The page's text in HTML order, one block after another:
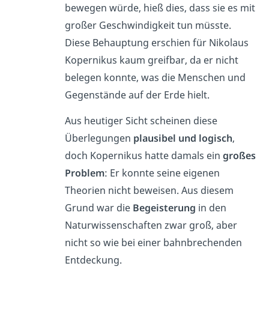
bewegen würde, hieß dies, dass sie es mit
großer Geschwindigkeit tun müsste.
Diese Behauptung erschien für Nikolaus
Kopernikus kaum greifbar, da er nicht
belegen konnte, was die Menschen und
Gegenstände auf der Erde hielt.
Aus heutiger Sicht scheinen diese
Überlegungen plausibel und logisch,
doch Kopernikus hatte damals ein großes
Problem: Er konnte seine eigenen
Theorien nicht beweisen. Aus diesem
Grund war die Begeisterung in den
Naturwissenschaften zwar groß, aber
nicht so wie bei einer bahnbrechenden
Entdeckung.